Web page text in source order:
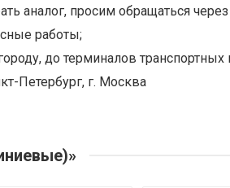
аналог, просим обращаться через
работы;
до терминалов транспортных
Петербург, г. Москва